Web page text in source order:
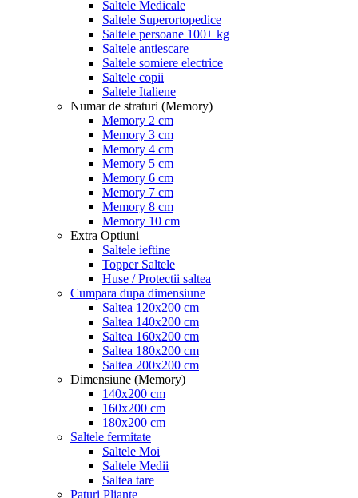
Saltele Medicale
Saltele Superortopedice
Saltele persoane 100+ kg
Saltele antiescare
Saltele somiere electrice
Saltele copii
Saltele Italiene
Numar de straturi (Memory)
Memory 2 cm
Memory 3 cm
Memory 4 cm
Memory 5 cm
Memory 6 cm
Memory 7 cm
Memory 8 cm
Memory 10 cm
Extra Optiuni
Saltele ieftine
Topper Saltele
Huse / Protectii saltea
Cumpara dupa dimensiune
Saltea 120x200 cm
Saltea 140x200 cm
Saltea 160x200 cm
Saltea 180x200 cm
Saltea 200x200 cm
Dimensiune (Memory)
140x200 cm
160x200 cm
180x200 cm
Saltele fermitate
Saltele Moi
Saltele Medii
Saltea tare
Paturi Pliante